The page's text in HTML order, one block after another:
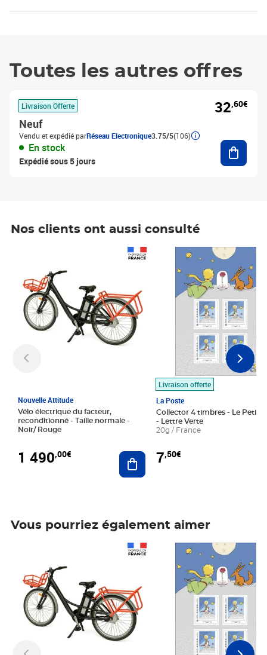
Toutes les autres offres
Livraison Offerte
Neuf
Vendu et expédié parRéseau Electronique3.75/5(106)
En stock
Expédié sous 5 jours
32,60€
Nos clients ont aussi consulté
Nouvelle Attitude
Vélo électrique du facteur,
reconditionné - Taille normale -
Noir/ Rouge
1 490,00€ Ajouter au panier
Livraison offerte
La Poste
Collector 4 timbres - Le Petit
- Lettre Verte
20g / France
7,50€
Prix 7,50€
Vous pourriez également aimer
Prix 7,50€